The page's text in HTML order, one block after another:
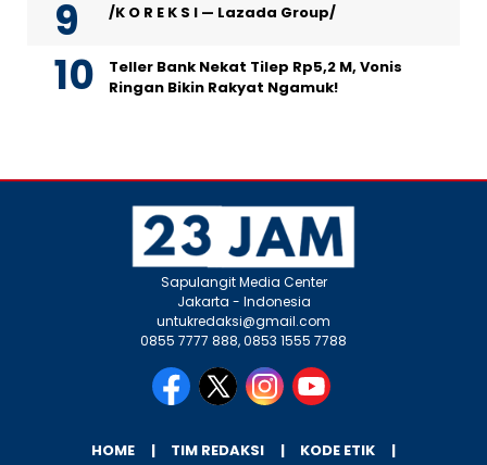
/K O R E K S I — Lazada Group/
Teller Bank Nekat Tilep Rp5,2 M, Vonis
Ringan Bikin Rakyat Ngamuk!
Sapulangit Media Center
Jakarta - Indonesia
untukredaksi@gmail.com
0855 7777 888, 0853 1555 7788
HOME TIM REDAKSI
KODE ETIK